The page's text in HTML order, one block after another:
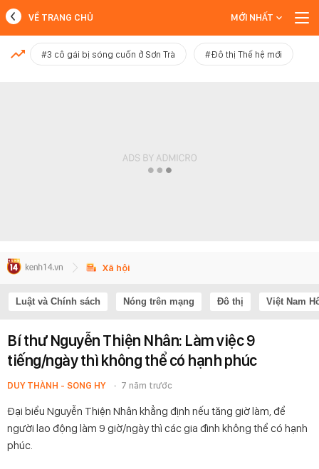
MỚI NHẤT
VỀ TRANG CHỦ MỚI NHẤT
#3 cô gái bị sóng cuốn ở Sơn Trà #Đô thị Thế hệ mới
Xã hội
Luật và Chính sách Nóng trên mạng Đô thị Việt Nam
Bí thư Nguyễn Thiện Nhân: Làm việc 9
tiếng/ngày thì không thể có hạnh phúc
DUY THÀNH - SONG HY 7 năm trước
Đại biểu Nguyễn Thiện Nhân khẳng định nếu tăng giờ làm, để
người lao động làm 9 giờ/ngày thì các gia đình không thể có hạnh
phúc.